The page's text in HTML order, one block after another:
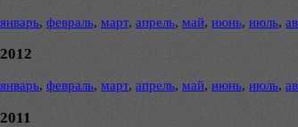
январь, февраль, март, апрель, май, июнь, июль,
2012
январь, февраль, март, апрель, май, июнь, июль,
2011